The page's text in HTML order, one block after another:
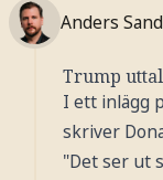
Anders
Trump
I ett inlägg
skriver
"Det ser ut